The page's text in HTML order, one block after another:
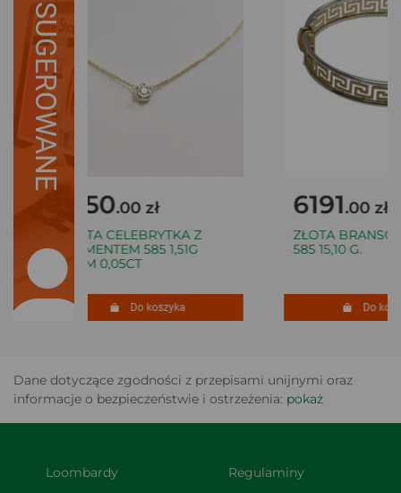
SUGEROWANE
1250.00 zł
ZŁOTA CELEBRYTKA Z
DIAMENTEM 585 1,51G
45CM 0,05CT
Do koszyka
6191 .00 zł
ZŁOTA
585 15,10 G.
Do
Dane dotyczące zgodności z przepisami unijnymi oraz
informacje o bezpieczeństwie i ostrzeżenia: pokaż
Loombardy
Regulaminy